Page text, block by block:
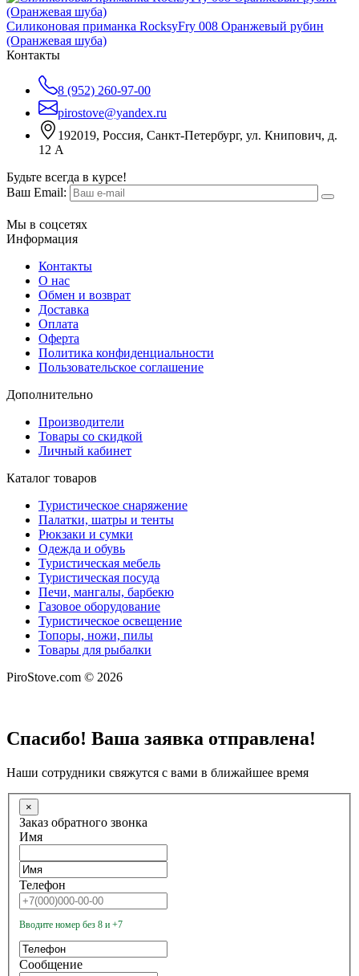
Силиконовая приманка RocksyFry 008 Оранжевый рубин
(Оранжевая шуба)
Контакты
8 (952) 260-97-00
pirostove@yandex.ru
192019, Россия, Санкт-Петербург, ул. Книпович, д.
12 А
Будьте всегда в курсе!
Ваш Email:
Мы в соцсетях
Информация
Контакты
О нас
Обмен и возврат
Доставка
Оплата
Оферта
Политика конфиденциальности
Пользовательское соглашение
Дополнительно
Производители
Товары со скидкой
Личный кабинет
Каталог товаров
Туристическое снаряжение
Палатки, шатры и тенты
Рюкзаки и сумки
Одежда и обувь
Туристическая мебель
Туристическая посуда
Печи, мангалы, барбекю
Газовое оборудование
Туристическое освещение
Топоры, ножи, пилы
Товары для рыбалки
PiroStove.com © 2026
Спасибо! Ваша заявка отправлена!
Наши сотрудники свяжутся с вами в ближайшее время
×
Заказ обратного звонка
Имя
Телефон
Вводите номер без 8 и +7
Сообщение